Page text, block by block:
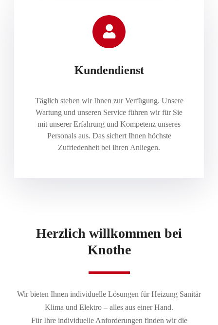
Kundendienst
Täglich stehen wir Ihnen zur Verfügung. Unsere
Wartung und unseren Service führen wir für Sie
mit unserer Erfahrung und Kompetenz unseres
Personals aus. Das sichert Ihnen höchste
Zufriedenheit bei Ihren Anliegen.
Herzlich willkommen bei
Knothe
Wir bieten Ihnen individuelle Lösungen für Heizung Sanitär
Klima und Elektro – alles aus einer Hand.
Für Ihre individuelle Anforderungen finden wir die